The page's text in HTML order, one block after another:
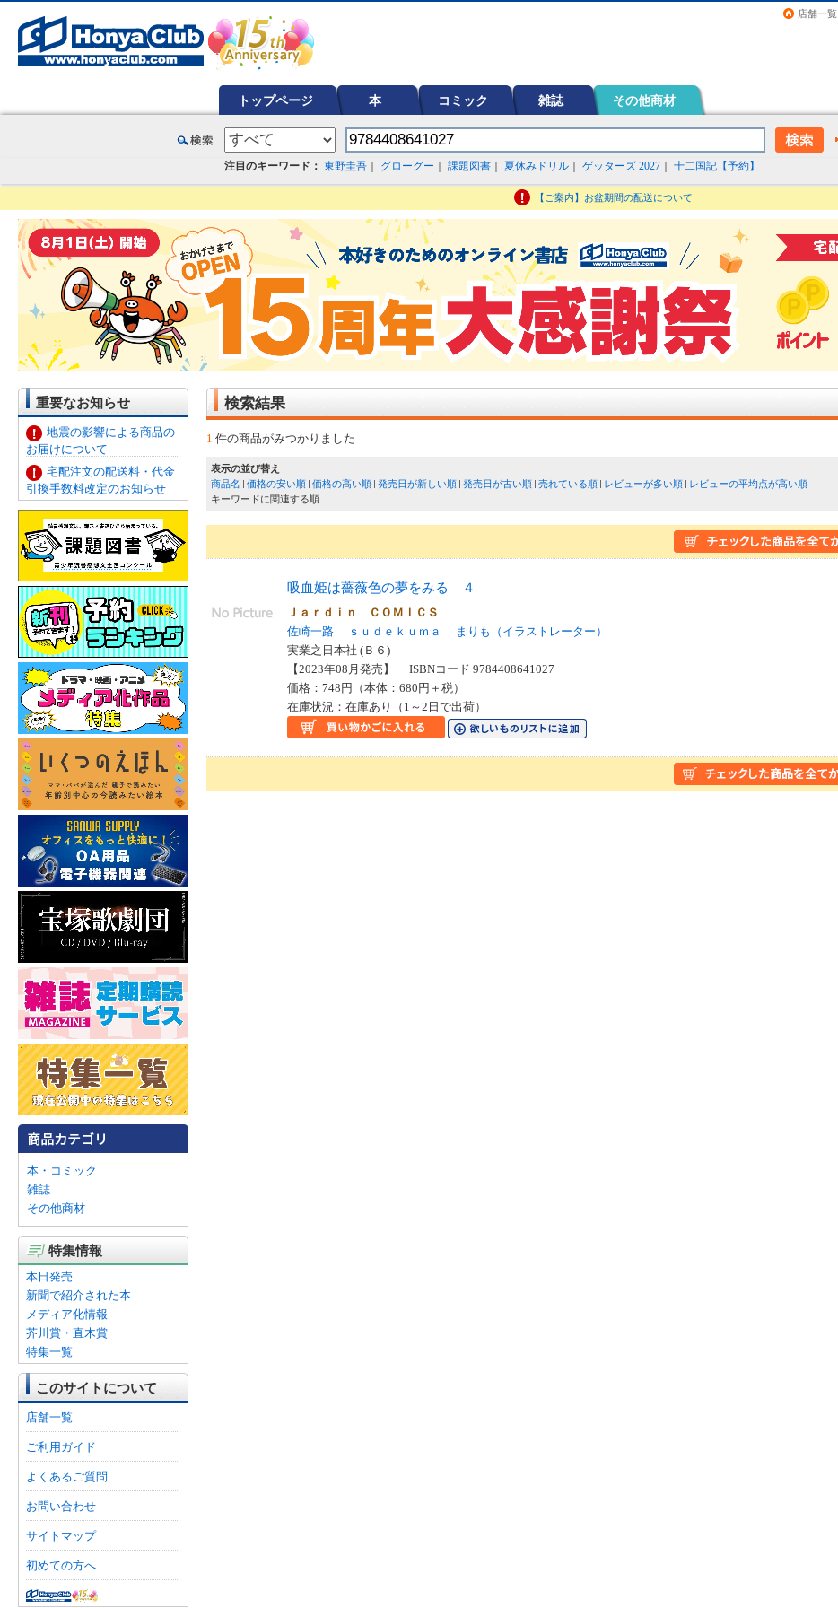
店舗一覧
トップページ 本 コミック 雑誌 その他商材
注目のキーワード： 東野圭吾 グローグー 課題図書 夏休みドリル ゲッターズ 2027 十二国記【予約】
【ご案内】お盆期間の配送について
重要なお知らせ
地震の影響による商品の
お届けについて
宅配注文の配送料・代金
引換手数料改定のお知らせ
本・コミック
雑誌
その他商材
特集情報
本日発売
新聞で紹介された本
メディア化情報
芥川賞・直木賞
特集一覧
このサイトについて
店舗一覧
ご利用ガイド
よくあるご質問
お問い合わせ
サイトマップ
初めての方へ
検索結果
1 件の商品がみつかりました
表示の並び替え
商品名
価格の安い順 価格の高い順 発売日が新しい順 発売日が古い順 売れている順 レビューが多い順
レビューの平均点が高い順
キーワードに関連する順
吸血姫は薔薇色の夢をみる ４
Ｊａｒｄｉｎ ＣＯＭＩＣＳ
佐崎一路
ｓｕｄｅｋｕｍａ
まりも（イラストレーター）
実業之日本社 (Ｂ６)
【2023年08月発売】 ISBNコード 9784408641027
価格：748円（本体：680円＋税）
在庫状況：在庫あり（1～2日で出荷）